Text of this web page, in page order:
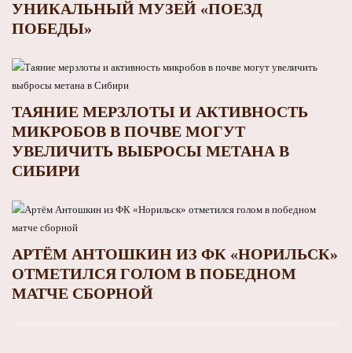
УНИКАЛЬНЫЙ МУЗЕЙ «ПОЕЗД
ПОБЕДЫ»
ТАЯНИЕ МЕРЗЛОТЫ И АКТИВНОСТЬ
МИКРОБОВ В ПОЧВЕ МОГУТ
УВЕЛИЧИТЬ ВЫБРОСЫ МЕТАНА В
СИБИРИ
АРТЁМ АНТОШКИН ИЗ ФК «НОРИЛЬСК»
ОТМЕТИЛСЯ ГОЛОМ В ПОБЕДНОМ
МАТЧЕ СБОРНОЙ